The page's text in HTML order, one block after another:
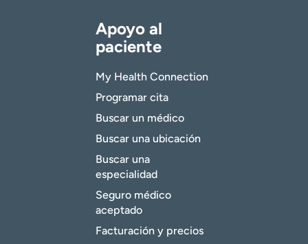
Apoyo al
paciente
My Health Connection
Programar cita
Buscar un médico
Buscar una ubicación
Buscar una
especialidad
Seguro médico
aceptado
Facturación y precios